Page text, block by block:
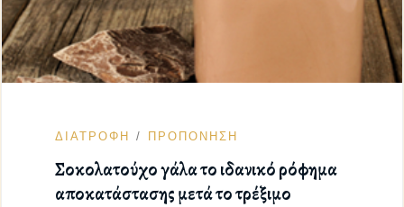
ΔΙΑΤΡΟΦΗ ΠΡΟΠΟΝΗΣΗ
Σοκολατούχο γάλα το ιδανικό ρόφημα
αποκατάστασης μετά το τρέξιμο